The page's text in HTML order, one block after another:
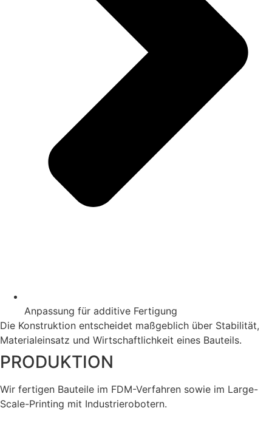
Anpassung für additive Fertigung
Die Konstruktion entscheidet maßgeblich über Stabilität,
Materialeinsatz und Wirtschaftlichkeit eines Bauteils.
PRODUKTION
Wir fertigen Bauteile im FDM-Verfahren sowie im Large-
Scale-Printing mit Industrierobotern.